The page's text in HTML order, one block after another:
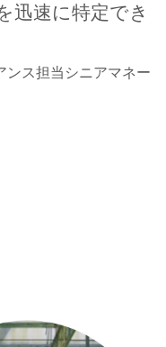
迅速に特定でき
ンス担当シニアマネー